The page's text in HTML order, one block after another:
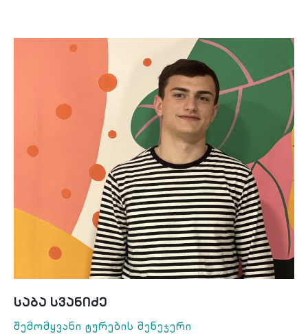
Საბა Სვანიძე
Შემომყვანი Ტურების Მენეჯერი